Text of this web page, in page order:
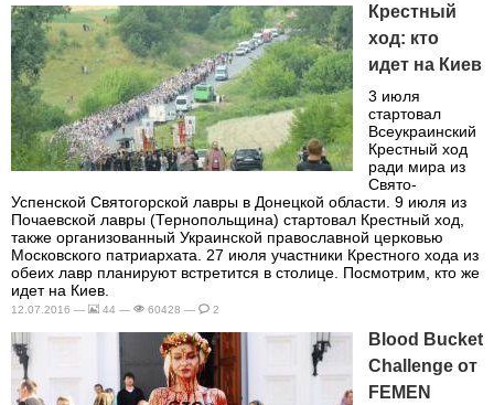
Крестный
ход: кто
идет на Киев
3 июля
стартовал
Всеукраинский
Крестный ход
ради мира из
Свято-
Успенской Святогорской лавры в Донецкой области. 9 июля из
Почаевской лавры (Тернопольщина) стартовал Крестный ход,
также организованный Украинской православной церковью
Московского патриархата. 27 июля участники Крестного хода из
обеих лавр планируют встретится в столице. Посмотрим, кто же
идет на Киев.
12.07.2016 — 44 — 60428 — 2
Blood Bucket
Challenge от
FEMEN